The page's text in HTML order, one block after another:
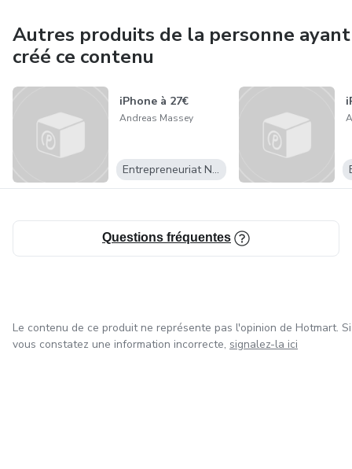
Autres produits de la personne ayant
créé ce contenu
iPhone à 27€
Andreas Massey
Entrepreneuriat Numérique
Questions fréquentes
Le contenu de ce produit ne représente pas l'opinion de Hotmart. Si
vous constatez une information incorrecte, signalez-la ici